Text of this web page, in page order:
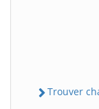
Trouver